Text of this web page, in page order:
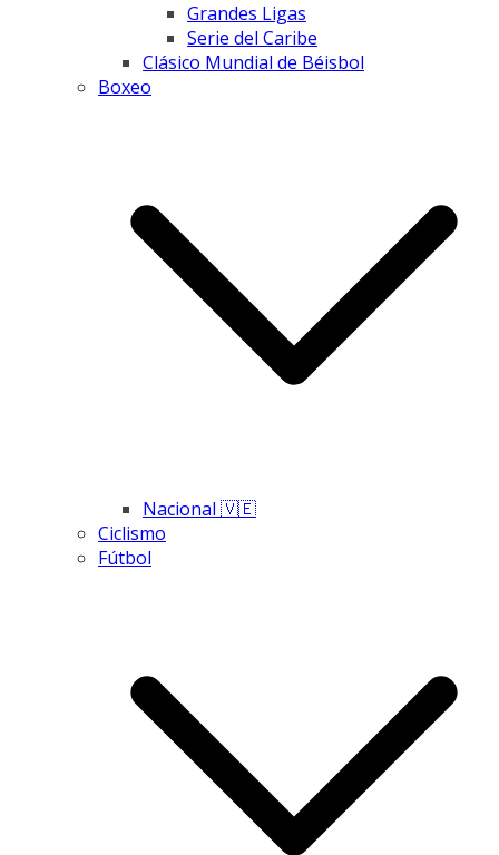
Grandes Ligas
Serie del Caribe
Clásico Mundial de Béisbol
Boxeo
Nacional 🇻🇪
Ciclismo
Fútbol